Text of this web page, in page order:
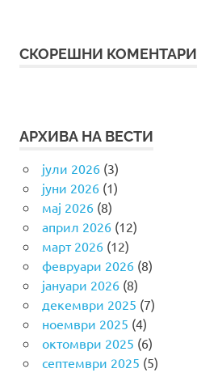
СКОРЕШНИ КОМЕНТАРИ
АРХИВА НА ВЕСТИ
јули 2026(3)
јуни 2026(1)
мај 2026(8)
април 2026(12)
март 2026(12)
февруари 2026(8)
јануари 2026(8)
декември 2025 (7)
ноември 2025 (4)
октомври 2025 (6)
септември 2025 (5)